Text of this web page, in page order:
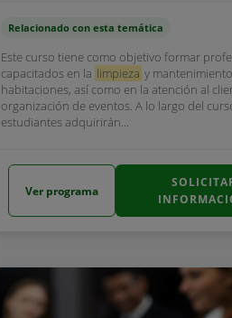
Relacionado con esta temática
Este curso tiene como objetivo formar
capacitados en la limpieza y
habitaciones, así como en la atención al
organización de eventos. A lo largo del
estudiantes adquirirán...
Ver programa